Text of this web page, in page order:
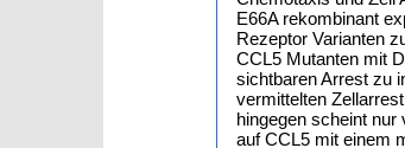
E66A rekombinant
Rezeptor Varianten
CCL5 Mutanten mit
sichtbaren Arrest zu
vermittelten
hingegen scheint
auf CCL5 mit einem